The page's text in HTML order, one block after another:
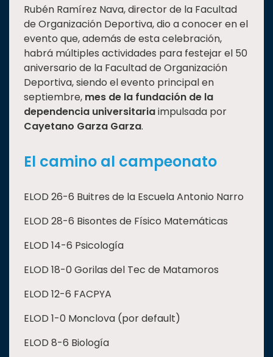
Rubén Ramírez Nava, director de la Facultad
de Organización Deportiva, dio a conocer en el
evento que, además de esta celebración,
habrá múltiples actividades para festejar el 50
aniversario de la Facultad de Organización
Deportiva, siendo el evento principal en
septiembre, mes de la fundación de la
dependencia universitariaimpulsada por
Cayetano Garza Garza.
El camino al campeonato
ELOD 26-6 Buitres de la Escuela Antonio Narro
ELOD 28-6 Bisontes de Físico Matemáticas
ELOD 14-6 Psicología
ELOD 18-0 Gorilas del Tec de Matamoros
ELOD 12-6 FACPYA
ELOD 1-0 Monclova (por default)
ELOD 8-6 Biología